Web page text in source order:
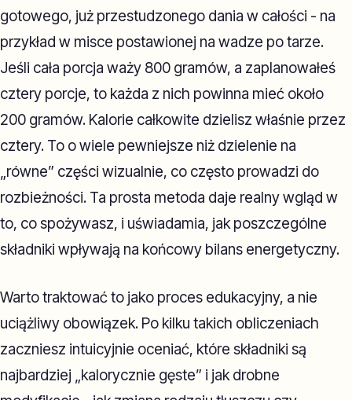
gotowego, już przestudzonego dania w całości - na
przykład w misce postawionej na wadze po tarze.
Jeśli cała porcja waży 800 gramów, a zaplanowałeś
cztery porcje, to każda z nich powinna mieć około
200 gramów. Kalorie całkowite dzielisz właśnie przez
cztery. To o wiele pewniejsze niż dzielenie na
„równe” części wizualnie, co często prowadzi do
rozbieżności. Ta prosta metoda daje realny wgląd w
to, co spożywasz, i uświadamia, jak poszczególne
składniki wpływają na końcowy bilans energetyczny.
Warto traktować to jako proces edukacyjny, a nie
uciążliwy obowiązek. Po kilku takich obliczeniach
zaczniesz intuicyjnie oceniać, które składniki są
najbardziej „kalorycznie gęste” i jak drobne